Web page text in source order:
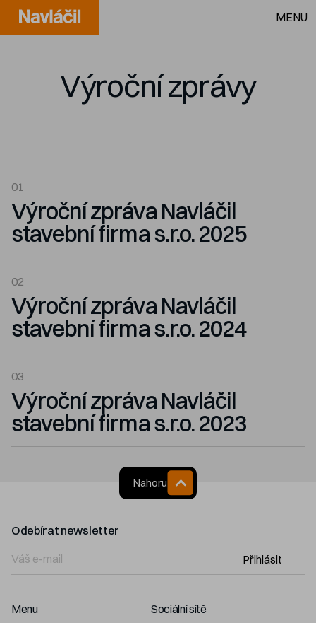
MENU
Výroční zprávy
01
Výroční zpráva Navláčil
stavební firma s.r.o. 2025
02
Výroční zpráva Navláčil
stavební firma s.r.o. 2024
03
Výroční zpráva Navláčil
stavební firma s.r.o. 2023
Nahoru
Menu Sociální sítě
Odebírat newsletter
Přihlásit